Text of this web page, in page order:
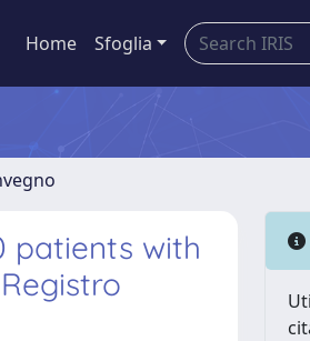
Home Sfoglia
patients with